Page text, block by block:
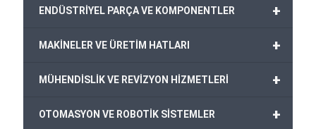
+
ENDÜSTRİYEL PARÇA VE KOMPONENTLER
+
MAKİNELER VE ÜRETİM HATLARI
+
MÜHENDİSLİK VE REVİZYON HİZMETLERİ
+
OTOMASYON VE ROBOTİK SİSTEMLER